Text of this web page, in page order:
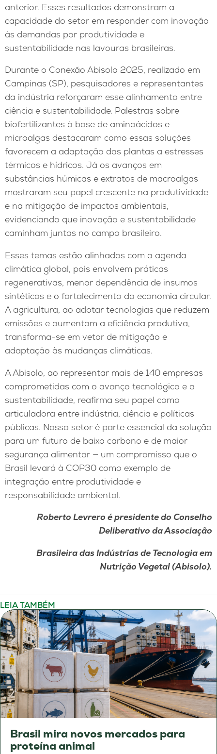
anterior. Esses resultados demonstram a
capacidade do setor em responder com inovação
às demandas por produtividade e
sustentabilidade nas lavouras brasileiras.
Durante o Conexão Abisolo 2025, realizado em
Campinas (SP), pesquisadores e representantes
da indústria reforçaram esse alinhamento entre
ciência e sustentabilidade. Palestras sobre
biofertilizantes à base de aminoácidos e
microalgas destacaram como essas soluções
favorecem a adaptação das plantas a estresses
térmicos e hídricos. Já os avanços em
substâncias húmicas e extratos de macroalgas
mostraram seu papel crescente na produtividade
e na mitigação de impactos ambientais,
evidenciando que inovação e sustentabilidade
caminham juntas no campo brasileiro.
Esses temas estão alinhados com a agenda
climática global, pois envolvem práticas
regenerativas, menor dependência de insumos
sintéticos e o fortalecimento da economia circular.
A agricultura, ao adotar tecnologias que reduzem
emissões e aumentam a eficiência produtiva,
transforma-se em vetor de mitigação e
adaptação às mudanças climáticas.
A Abisolo, ao representar mais de 140 empresas
comprometidas com o avanço tecnológico e a
sustentabilidade, reafirma seu papel como
articuladora entre indústria, ciência e políticas
públicas. Nosso setor é parte essencial da solução
para um futuro de baixo carbono e de maior
segurança alimentar — um compromisso que o
Brasil levará à COP30 como exemplo de
integração entre produtividade e
responsabilidade ambiental.
Roberto Levrero é presidente do Conselho
Deliberativo daAssociação
Brasileira das Indústrias de Tecnologia em
Nutrição Vegetal (Abisolo).
LEIA TAMBÉM
Brasil mira novos mercados para
proteína animal